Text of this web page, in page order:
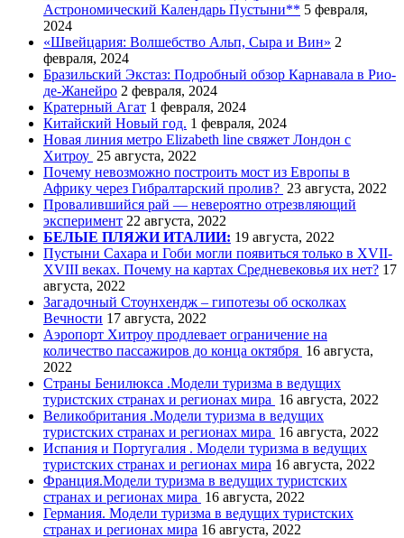
Астрономический Календарь Пустыни** 5 февраля,
2024
«Швейцария: Волшебство Альп, Сыра и Вин» 2
февраля, 2024
Бразильский Экстаз: Подробный обзор Карнавала в Рио-
де-Жанейро 2 февраля, 2024
Кратерный Агат 1 февраля, 2024
Китайский Новый год. 1 февраля, 2024
Новая линия метро Elizabeth line свяжет Лондон с
Хитроу 25 августа, 2022
Почему невозможно построить мост из Европы в
Африку через Гибралтарский пролив? 23 августа, 2022
Провалившийся рай — невероятно отрезвляющий
эксперимент 22 августа, 2022
БЕЛЫЕ ПЛЯЖИ ИТАЛИИ: 19 августа, 2022
Пустыни Сахара и Гоби могли появиться только в XVII-
XVIII веках. Почему на картах Средневековья их нет? 17
августа, 2022
Загадочный Стоунхендж – гипотезы об осколках
Вечности 17 августа, 2022
Аэропорт Хитроу продлевает ограничение на
количество пассажиров до конца октября 16 августа,
2022
Страны Бенилюкса .Модели туризма в ведущих
туристских странах и регионах мира 16 августа, 2022
Великобритания .Модели туризма в ведущих
туристских странах и регионах мира 16 августа, 2022
Испания и Португалия . Модели туризма в ведущих
туристских странах и регионах мира 16 августа, 2022
Франция.Модели туризма в ведущих туристских
странах и регионах мира 16 августа, 2022
Германия. Модели туризма в ведущих туристских
странах и регионах мира 16 августа, 2022